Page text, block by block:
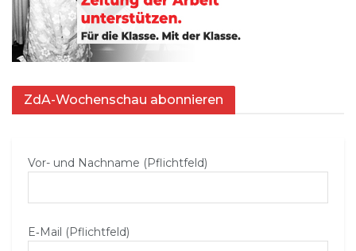
ZdA-Wochenschau abonnieren
Vor- und Nachname (Pflichtfeld)
E‑Mail (Pflichtfeld)